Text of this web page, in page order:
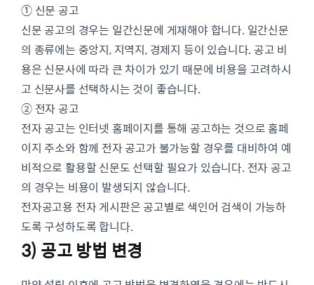
① 신문 공고
신문 공고의 경우는 일간신문에 게재해야 합니다. 일간신문
의 종류에는 중앙지, 지역지, 경제지 등이 있습니다. 공고 비
용은 신문사에 따라 큰 차이가 있기 때문에 비용을 고려하시
고 신문사를 선택하시는 것이 좋습니다.
② 전자 공고
전자 공고는 인터넷 홈페이지를 통해 공고하는 것으로 홈페
이지 주소와 함께 전자 공고가 불가능할 경우를 대비하여 예
비적으로 활용할 신문도 선택할 필요가 있습니다. 전자 공고
의 경우는 비용이 발생되지 않습니다.
전자공고용 전자 게시판은 공고별로 색인어 검색이 가능하
도록 구성하도록 합니다.
3) 공고 방법 변경